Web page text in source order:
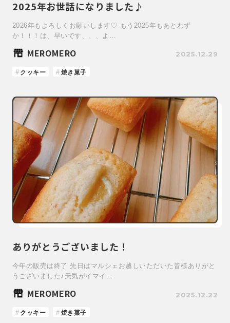
2025年お世話になりました♪
2026年もよろしくお願いします♡ もう2025年もあとわず
か！！！は、早いです、、、よ…
MEROMERO 2025.12.29
クッキー 焼き菓子
ありがとうございました！
今年の販売は終了 先日はマルシェお越しいただいた皆様ありがと
うございました♪天気がイマイ…
MEROMERO 2025.12.22
クッキー 焼き菓子